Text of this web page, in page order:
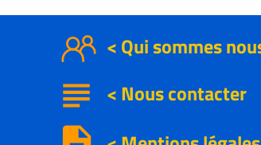
< Qui sommes
<Nous contacter
subject